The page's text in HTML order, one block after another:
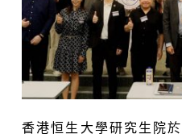
香港恒生大學研究生院